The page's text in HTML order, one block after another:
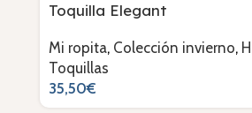
Toquilla Elegant
Mi ropita, Colección invierno,
Toquillas
35,50€